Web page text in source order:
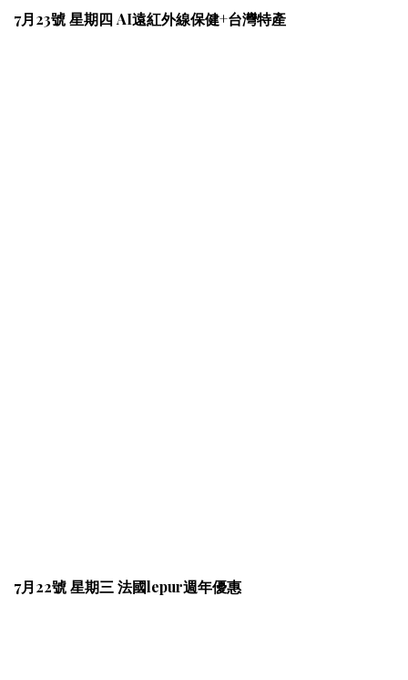
7月23號 星期四 AI遠紅外線保健+台灣特產
7月22號 星期三 法國lepur週年優惠